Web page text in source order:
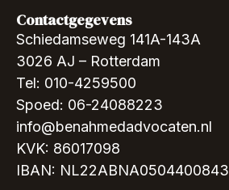
Contactgegevens
Schiedamseweg 141A-143A
3026 AJ – Rotterdam
Tel: 010-4259500
Spoed: 06-24088223
info@benahmedadvocaten.nl
KVK: 86017098
IBAN: NL22ABNA0504400843